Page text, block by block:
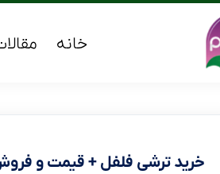
خانه
خرید ترشی فلفل + قیمت و